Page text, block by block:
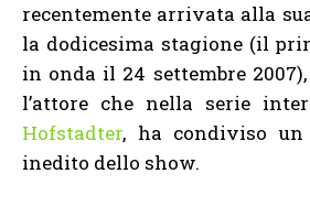
recentemente arrivata alla
la dodicesima stagione (il
in onda il 24 settembre 2007),
l’attore che nella serie
Hofstadter, ha condiviso
inedito dello show.